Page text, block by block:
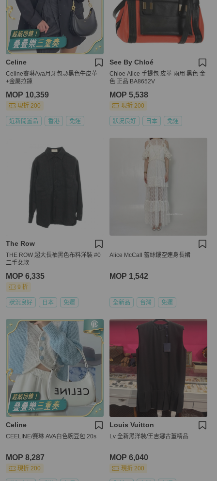
Celine
Celine賽琳Ava月牙包🌙黑色牛皮革
+金屬拉鍊
MOP 10,359
現折 200
近新閒置品 香港 免運
See By Chloé
Chloe Alice 手提包 皮革 兩用 黑色 金
色 正品 BA8652V
MOP 5,538
現折 200
狀況良好 日本 免運
The Row
THE ROW 超大長袖黑色布料洋裝 #0
二手女款
MOP 6,335
9 折
狀況良好 日本 免運
Alice McCall 蕾絲鏤空連身長裙
MOP 1,542
全新品 台灣 免運
Celine
CEELINE/賽琳 AVA白色豌豆包 20s
MOP 8,287
現折 200
Louis Vuitton
Lv 全新黑洋裝/王吉娜古董精品
MOP 6,040
現折 200